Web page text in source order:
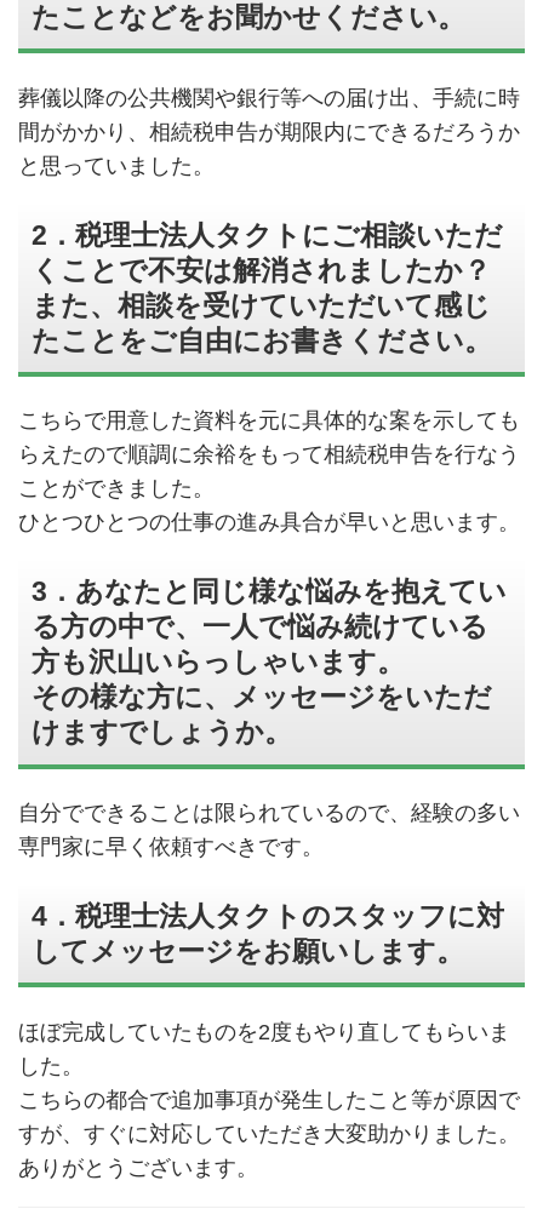
たことなどをお聞かせください。
葬儀以降の公共機関や銀行等への届け出、手続に時
間がかかり、相続税申告が期限内にできるだろうか
と思っていました。
2．税理士法人タクトにご相談いただ
くことで不安は解消されましたか？
また、相談を受けていただいて感じ
たことをご自由にお書きください。
こちらで用意した資料を元に具体的な案を示しても
らえたので順調に余裕をもって相続税申告を行なう
ことができました。
ひとつひとつの仕事の進み具合が早いと思います。
3．あなたと同じ様な悩みを抱えてい
る方の中で、一人で悩み続けている
方も沢山いらっしゃいます。
その様な方に、メッセージをいただ
けますでしょうか。
自分でできることは限られているので、経験の多い
専門家に早く依頼すべきです。
4．税理士法人タクトのスタッフに対
してメッセージをお願いします。
ほぼ完成していたものを2度もやり直してもらいま
した。
こちらの都合で追加事項が発生したこと等が原因で
すが、すぐに対応していただき大変助かりました。
ありがとうございます。